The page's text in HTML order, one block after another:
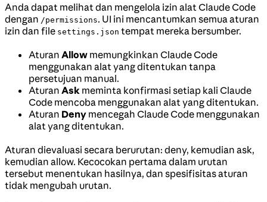
Anda dapat melihat dan mengelola izin alat Claude Code
dengan /permissions. UI ini mencantumkan semua aturan
izin dan file settings.json tempat mereka bersumber.
Aturan Allow memungkinkan Claude Code
menggunakan alat yang ditentukan tanpa
persetujuan manual.
Aturan Ask meminta konfirmasi setiap kali Claude
Code mencoba menggunakan alat yang ditentukan.
Aturan Deny mencegah Claude Code menggunakan
alat yang ditentukan.
Aturan dievaluasi secara berurutan: deny, kemudian ask,
kemudian allow. Kecocokan pertama dalam urutan
tersebut menentukan hasilnya, dan spesifisitas aturan
tidak mengubah urutan.